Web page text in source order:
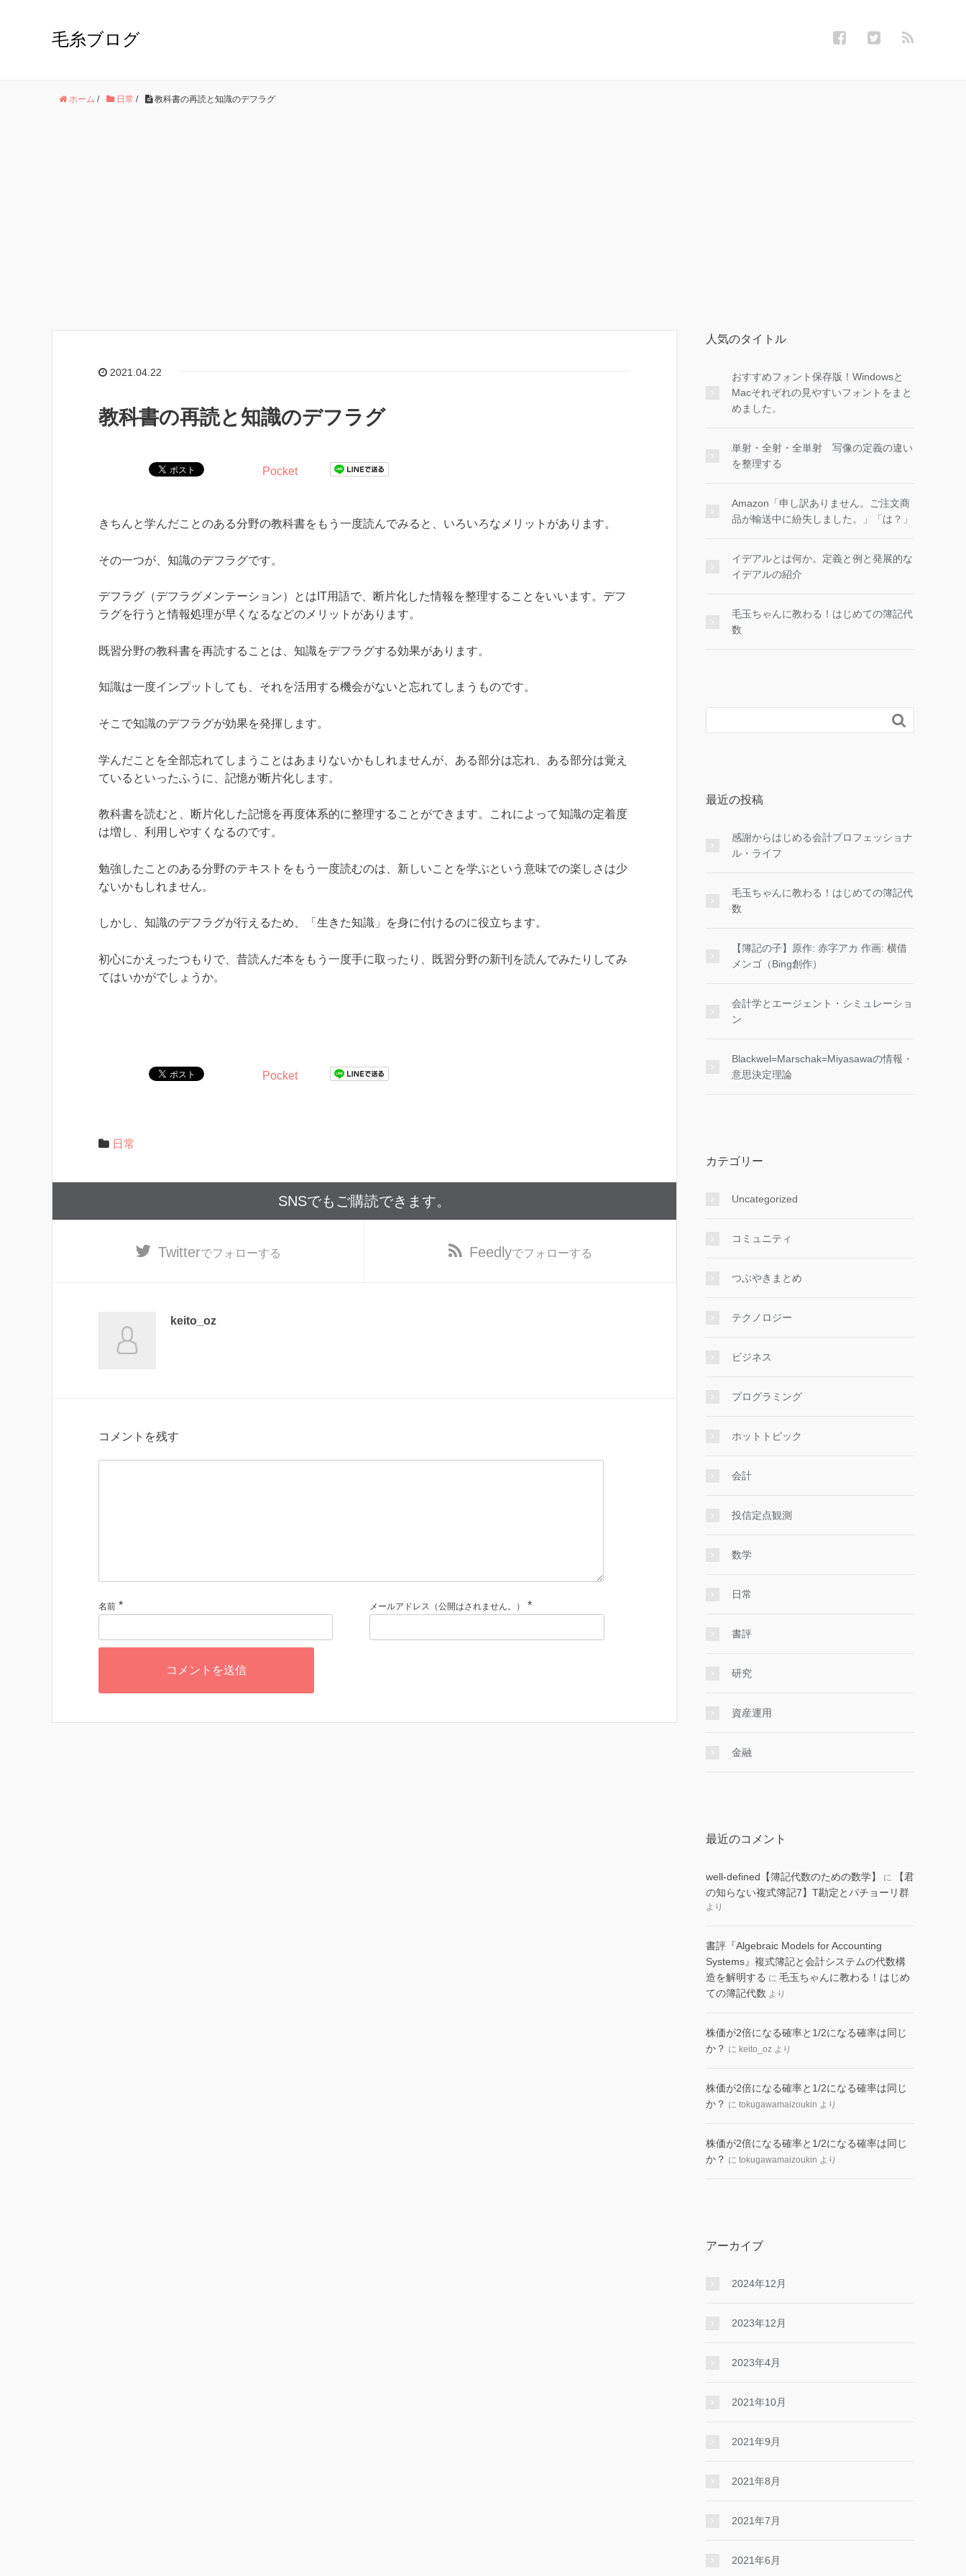
毛糸ブログ
ホーム / 日常 / 教科書の再読と知識のデフラグ
2021.04.22
教科書の再読と知識のデフラグ
Pocket
きちんと学んだことのある分野の教科書をもう一度読んでみると、いろいろなメリットがあります。
その一つが、知識のデフラグです。
デフラグ（デフラグメンテーション）とはIT用語で、断片化した情報を整理することをいいます。デフ
ラグを行うと情報処理が早くなるなどのメリットがあります。
既習分野の教科書を再読することは、知識をデフラグする効果があります。
知識は一度インプットしても、それを活用する機会がないと忘れてしまうものです。
そこで知識のデフラグが効果を発揮します。
学んだことを全部忘れてしまうことはあまりないかもしれませんが、ある部分は忘れ、ある部分は覚え
ているといったふうに、記憶が断片化します。
教科書を読むと、断片化した記憶を再度体系的に整理することができます。これによって知識の定着度
は増し、利用しやすくなるのです。
勉強したことのある分野のテキストをもう一度読むのは、新しいことを学ぶという意味での楽しさは少
ないかもしれません。
しかし、知識のデフラグが行えるため、「生きた知識」を身に付けるのに役立ちます。
初心にかえったつもりで、昔読んだ本をもう一度手に取ったり、既習分野の新刊を読んでみたりしてみ
てはいかがでしょうか。
Pocket
日常
SNSでもご購読できます。
Twitterでフォローする Feedlyでフォローする
keito_oz
コメントを残す
名前 * メールアドレス（公開はされません。） *
人気のタイトル
おすすめフォント保存版！Windowsと
Macそれぞれの見やすいフォントをまと
めました。
単射・全射・全単射 写像の定義の違い
を整理する
Amazon「申し訳ありません。ご注文商
品が輸送中に紛失しました。」「は？」
イデアルとは何か。定義と例と発展的な
イデアルの紹介
毛玉ちゃんに教わる！はじめての簿記代
数

最近の投稿
感謝からはじめる会計プロフェッショナ
ル・ライフ
毛玉ちゃんに教わる！はじめての簿記代
数
【簿記の子】原作: 赤字アカ 作画: 横借
メンゴ（Bing創作）
会計学とエージェント・シミュレーショ
ン
Blackwel=Marschak=Miyasawaの情報・
意思決定理論
カテゴリー
Uncategorized
コミュニティ
つぶやきまとめ
テクノロジー
ビジネス
プログラミング
ホットトピック
会計
投信定点観測
数学
日常
書評
研究
資産運用
金融
最近のコメント
well-defined【簿記代数のための数学】 に
【君
の知らない複式簿記7】T勘定とパチョーリ群
より
書評『Algebraic Models for Accounting
Systems』複式簿記と会計システムの代数構
造を解明する に 毛玉ちゃんに教わる！はじめ
ての簿記代数 より
株価が2倍になる確率と1/2になる確率は同じ
か？ に keito_oz より
株価が2倍になる確率と1/2になる確率は同じ
か？ に tokugawamaizoukin より
株価が2倍になる確率と1/2になる確率は同じ
か？ に tokugawamaizoukin より
アーカイブ
2024年12月
2023年12月
2023年4月
2021年10月
2021年9月
2021年8月
2021年7月
2021年6月